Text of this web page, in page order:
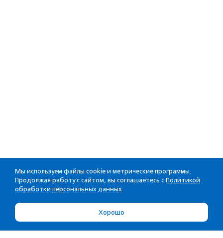
Мы используем файлы cookie и метрические программы.
Продолжая работу с сайтом, вы соглашаетесь с Политикой
обработки персональных данных
Хорошо